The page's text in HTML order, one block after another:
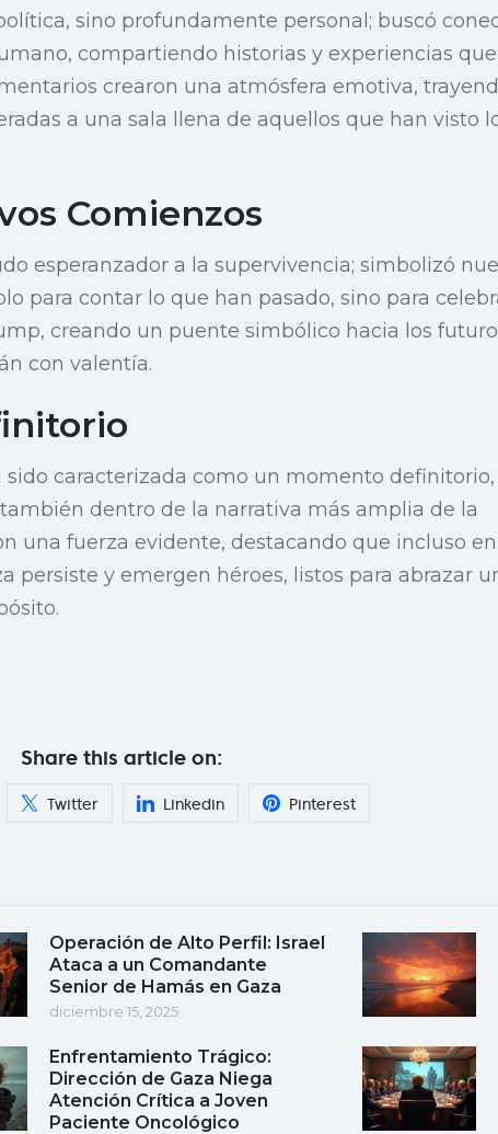
sino profundamente personal; buscó
compartiendo historias y experiencias
crearon una atmósfera emotiva,
a una sala llena de aquellos que han visto
Comienzos
esperanzador a la supervivencia; simbolizó
para contar lo que han pasado, sino para
creando un puente simbólico hacia los
con valentía.
sido caracterizada como un momento definitorio,
dentro de la narrativa más amplia de la
una fuerza evidente, destacando que incluso en
persiste y emergen héroes, listos para abrazar
Share this article on:
Twitter Linkedin Pinterest
Operación de Alto Perfil: Israel
Ataca a un Comandante
Senior de Hamás en Gaza
diciembre 15, 2025
Enfrentamiento Trágico:
Dirección de Gaza Niega
Atención Crítica a Joven
Paciente Oncológico